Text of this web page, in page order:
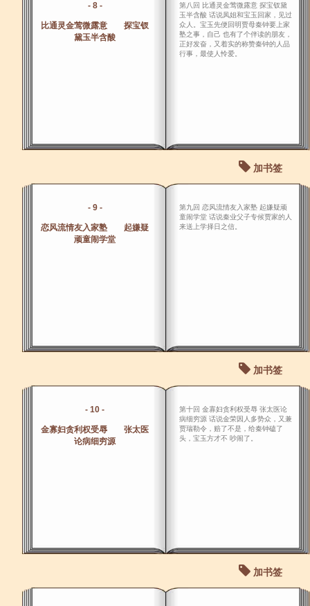
- 8 -
比通灵金莺微露意 探宝钗
黛玉半含酸
第八回 比通灵金莺微露意 探宝钗黛
玉半含酸 话说凤姐和宝玉回家，见过
众人。宝玉先便回明贾母秦钟要上家
塾之事，自己 也有了个伴读的朋友，
正好发奋，又着实的称赞秦钟的人品
行事，最使人怜爱。
加书签
- 9 -
恋风流情友入家塾 起嫌疑
顽童闹学堂
第九回 恋风流情友入家塾 起嫌疑顽
童闹学堂 话说秦业父子专候贾家的人
来送上学择日之信。
加书签
- 10 -
金寡妇贪利权受辱 张太医
论病细穷源
第十回 金寡妇贪利权受辱 张太医论
病细穷源 话说金荣因人多势众，又兼
贾瑞勒令，赔了不是，给秦钟磕了
头，宝玉方才不 吵闹了。
加书签